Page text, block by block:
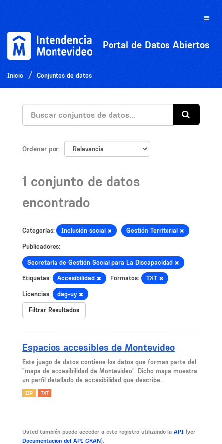
Toggle
Portal de Datos Abiertos
Inicio Conjuntos de datos
Ordenar por
1 conjunto de datos
encontrado
Categorías: Inclusión social Gestión Territorial
Publicadores:
Secretaría de Gestión Social para La Discapacidad
Etiquetas: Accesibilidad Formatos: TXT
Licencias: dag-uy
Filtrar Resultados
Espacios accesibles de Montevideo
Este juego de datos contiene los datos que forman parte del
"mapa de accesibilidad de Montevideo". Dicho mapa muestra
un perfil detallado de accesibilidad que describe...
ZIP TXT
Usted también puede acceder a este registro utilizando la API (ver
Documentacion del API CKAN).